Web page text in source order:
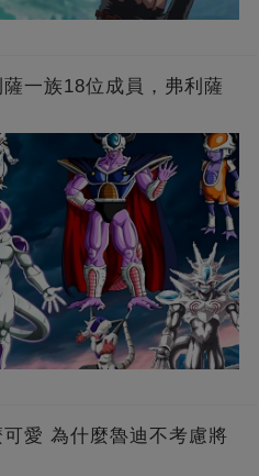
一族18位成員，弗利薩
愛 為什麼魯迪不考慮將